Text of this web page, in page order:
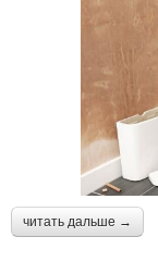
читать дальше →